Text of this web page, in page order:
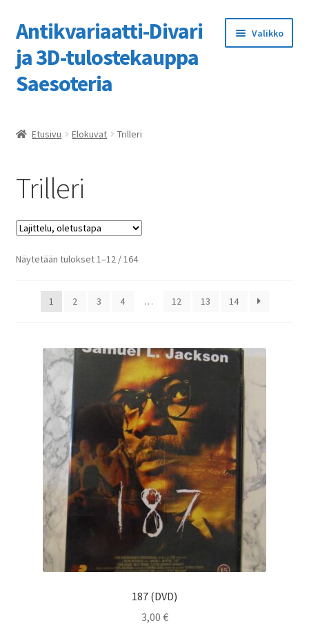
Siirry
navigointiin
Siirry
sisältöön
Antikvariaatti-Divari
ja 3D-tulostekauppa
Saesoteria
Valikko
Kassa
Kaupan ohje
Kauppa
Ostoskori
Tilauksen peruutus
Toimitusehdot
Yhteystiedot
Etusivu Elokuvat Trilleri
Trilleri
Näytetään tulokset 1–12 / 164
1 2 3 4 … 12 13 14
187 (DVD)
3,00 €